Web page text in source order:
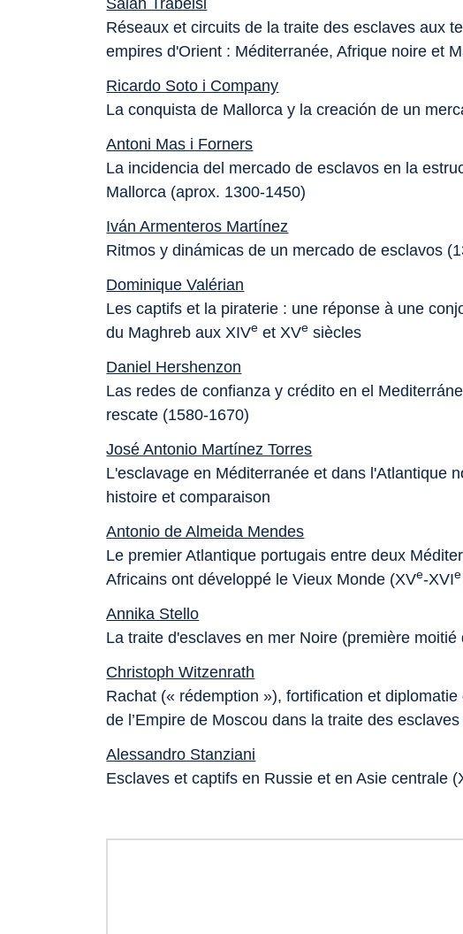
Salah Trabelsi
Réseaux et circuits de la traite des esclaves aux
empires d'Orient : Méditerranée, Afrique noire et
Ricardo Soto i Company
La conquista de Mallorca y la creación de un
Antoni Mas i Forners
La incidencia del mercado de esclavos en la
Mallorca (aprox. 1300-1450)
Iván Armenteros Martínez
Ritmos y dinámicas de un mercado de esclavos
Dominique Valérian
Les captifs et la piraterie : une réponse à une
du Maghreb aux XIVe et XVe siècles
Daniel Hershenzon
Las redes de confianza y crédito en el
rescate (1580-1670)
José Antonio Martínez Torres
L'esclavage en Méditerranée et dans l'Atlantique
histoire et comparaison
Antonio de Almeida Mendes
Le premier Atlantique portugais entre deux
Africains ont développé le Vieux Monde (XVe-XVIe
Annika Stello
La traite d'esclaves en mer Noire (première moitié
Christoph Witzenrath
Rachat (« rédemption »), fortification et
de l’Empire de Moscou dans la traite des
Alessandro Stanziani
Esclaves et captifs en Russie et en Asie centrale